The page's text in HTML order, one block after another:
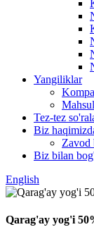
Yangiliklar
Tez-tez
Biz
Zavod
Biz bilan
English
Qarag'ay yog'i